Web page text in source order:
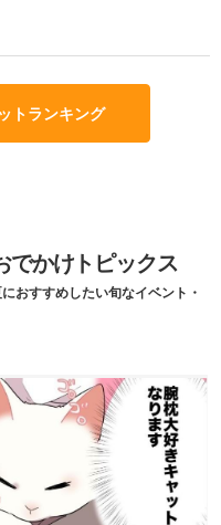
トランキング
でかけトピックス
おすすめしたい旬なイベント・